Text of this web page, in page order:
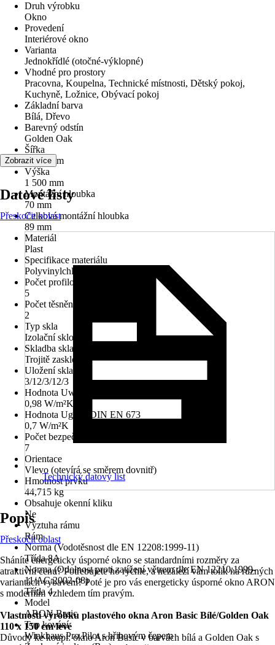
Druh výrobku
Okno
Provedení
Interiérové okno
Varianta
Jednokřídlé (otočné-výklopné)
Vhodné pro prostory
Pracovna, Koupelna, Technické místnosti, Dětský pokoj,
Kuchyně, Ložnice, Obývací pokoj
Základní barva
Bílá, Dřevo
Barevný odstín
Golden Oak
Šířka
1 100 mm
Výška
1 500 mm
Montážní hloubka
70 mm
Celková montážní hloubka
89 mm
Materiál
Plast
Specifikace materiálu
Polyvinylchlorid (PVC)
Počet profilových komor
5
Počet těsnění
2
Typ skla
Izolační sklo
Skladba skla
Trojitě zasklené
Uložení skla
3/12/3/12/3
Hodnota Uw dle DIN EN 10077
0,98 W/m²K
Hodnota Ug dle DIN EN 673
0,7 W/m²K
Počet bezpečnostních kotevních plechů
7
Orientace
Vlevo (otevírá se směrem dovnitř)
Hmotnost prvku
44,715 kg
Obsahuje okenní kliku
Ne
Výztuha rámu
Rám
Norma (Vodotěsnost dle EN 12208:1999-11)
Třída 8A
Norma (Odolnost proti zatížení větrem dle EN 12210:1999-
11/AC:2002-08)
Třída 4
Model
ARON Basic
Typ kování
Winkhaus Pro Pilot s hřibovým čepem
Zobrazit více
Datové listy
Přeskočit oblast
Technický datový list
Popis
Přeskočit oblast
Sháníte energeticky úsporné okno se standardními rozměry za
atraktivní cenu? Potřebujete ho rychle, a nezáleží vám tolik na různých
variantách vybavení? Poté je pro vás energeticky úsporné okno ARON
s moderním vzhledem tím pravým.
Vlastnosti výrobku plastového okna Aron Basic Bílé/Golden Oak
110 x 150 cm levé
Důvody ke koupi: okno Aron Basic v barvách bílá a Golden Oak s